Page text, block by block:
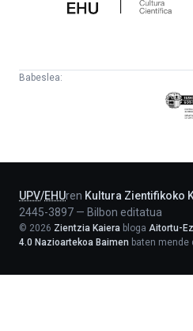
Babeslea:
UPV/EHUren Kultura Zientifikoko
2445-3897 — Bilbon editatua
© 2026 Zientzia Kaiera bloga Aitortu-
4.0 Nazioartekoa Baimen baten mende